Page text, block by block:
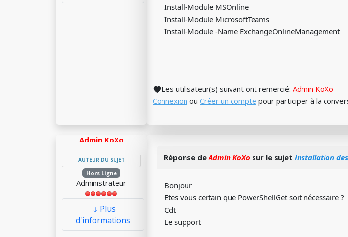
Install-Module MSOnline
Install-Module MicrosoftTeams
Install-Module -Name ExchangeOnlineManagement
Les utilisateur(s) suivant ont remercié: Admin KoXo
Connexion ou Créer un compte pour participer à la
Admin KoXo
AUTEUR DU SUJET
Hors Ligne
Administrateur
Plus
d'informations
Réponse deAdmin KoXo sur le sujet Installation
Bonjour
Etes vous certain que PowerShellGet soit nécessaire ?
Cdt
Le support